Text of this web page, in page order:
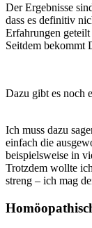
Der Ergebnisse
dass es definitiv
Erfahrungen
Seitdem bekommt
Dazu gibt es noch
Ich muss dazu
einfach die
beispielsweise in
Trotzdem wollte
streng – ich mag